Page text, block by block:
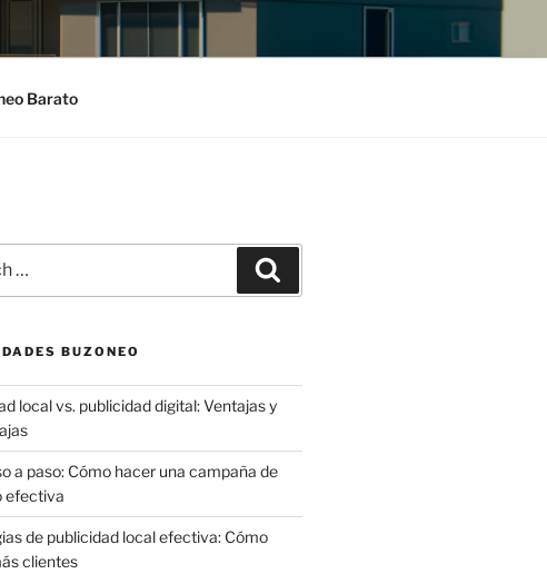
Barato
BUZONEO
local vs. publicidad digital: Ventajas y
a paso: Cómo hacer una campaña de
efectiva
de publicidad local efectiva: Cómo
clientes